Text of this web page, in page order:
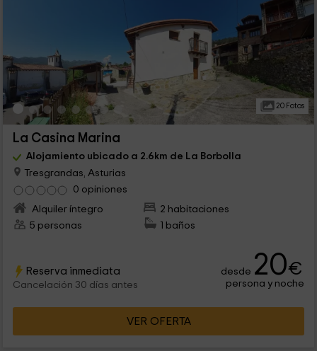
20 Fotos
La Casina Marina
Alojamiento ubicado a 2.6km de La Borbolla
Tresgrandas, Asturias
0 opiniones
Alquiler íntegro
2 habitaciones
5 personas
1 baños
Reserva inmediata
Cancelación 30 días antes
desde 20€
persona y noche
VER OFERTA